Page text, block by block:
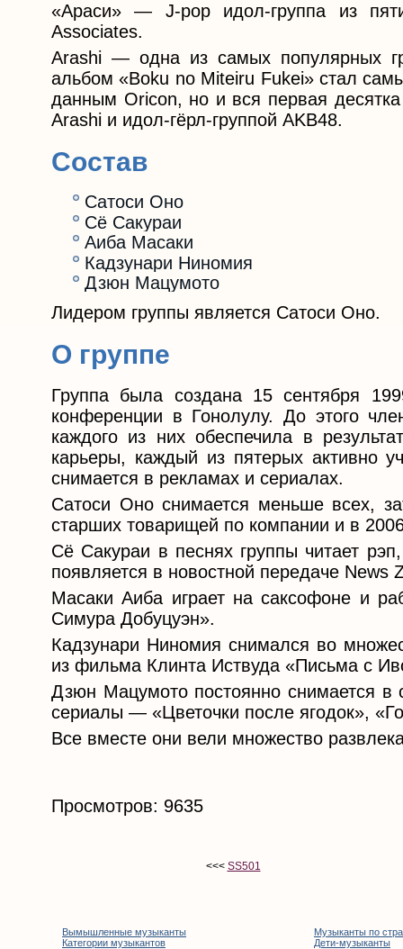
«Араси» — J-pop идол-группа из
Associates.
Arashi — одна из самых популярных
альбом «Boku no Miteiru Fukei» стал
данным Oricon, но и вся первая
Arashi и идол-гёрл-группой AKB48.
Состав
Сатоси Оно
Сё Сакураи
Аиба Масаки
Кадзунари Ниномия
Дзюн Мацумото
Лидером группы является Сатоси Оно.
О группе
Группа была создана 15 сентября
конференции в Гонолулу. До этого
каждого из них обеспечила в
карьеры, каждый из пятерых активно
снимается в рекламах и сериалах.
Сатоси Оно снимается меньше всех,
старших товарищей по компании и в
Сё Сакураи в песнях группы читает
появляется в новостной передаче News
Масаки Аиба играет на саксофоне и
Симура Добуцуэн».
Кадзунари Ниномия снимался во
из фильма Клинта Иствуда «Письма с
Дзюн Мацумото постоянно снимается в
сериалы — «Цветочки после ягодок»,
Все вместе они вели множество
Просмотров: 9635
<<< SS501
Вымышленные музыканты
Категории музыкантов
Музыканты по
Дети-музыканты